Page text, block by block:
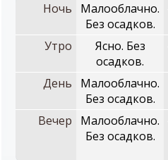
Ночь
Малооблачно.
Без осадков.
Утро
Ясно. Без
осадков.
День
Малооблачно.
Без осадков.
Вечер
Малооблачно.
Без осадков.